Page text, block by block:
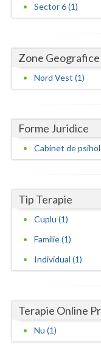
Ilfov
Mures
Olt
Prahova
Salaj
Satu-Mare
Sibiu
Suceava
Timis
Tulcea
Sector 6 (1)
Zone Geografice
Nord Vest (1)
Forme Juridice
Cabinet de
Tip Terapie
Cuplu (1)
Familie (1)
Individual (1)
Terapie Online
Nu (1)